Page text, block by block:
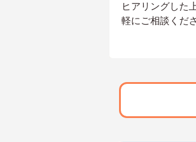
ヒアリングした
軽にご相談くだ